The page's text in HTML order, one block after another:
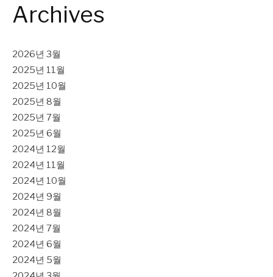
Archives
2026년 3월
2025년 11월
2025년 10월
2025년 8월
2025년 7월
2025년 6월
2024년 12월
2024년 11월
2024년 10월
2024년 9월
2024년 8월
2024년 7월
2024년 6월
2024년 5월